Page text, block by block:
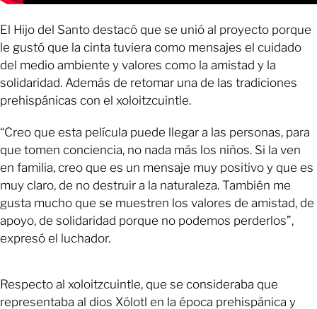
El Hijo del Santo destacó que se unió al proyecto porque
le gustó que la cinta tuviera como mensajes el cuidado
del medio ambiente y valores como la amistad y la
solidaridad. Además de retomar una de las tradiciones
prehispánicas con el xoloitzcuintle.
“Creo que esta película puede llegar a las personas, para
que tomen conciencia, no nada más los niños. Si la ven
en familia, creo que es un mensaje muy positivo y que es
muy claro, de no destruir a la naturaleza. También me
gusta mucho que se muestren los valores de amistad, de
apoyo, de solidaridad porque no podemos perderlos”,
expresó el luchador.
Respecto al xoloitzcuintle, que se consideraba que
representaba al dios Xólotl en la época prehispánica y